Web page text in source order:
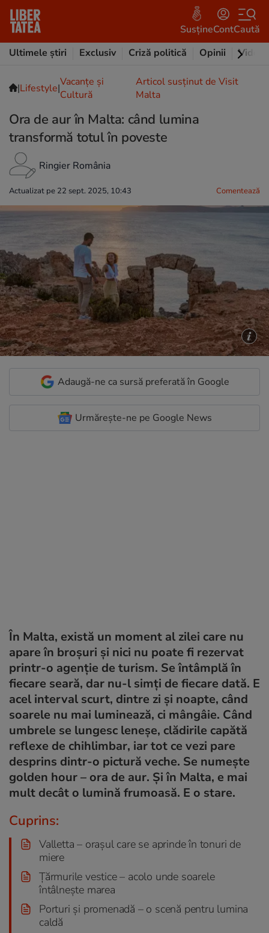
SusțineContCaută
Ultimele știri
Exclusiv Criză politică Opinii Video
|Lifestyle|Vacanțe și
Cultură
Articol susținut de Visit
Malta
Ora de aur în Malta: când lumina
transformă totul în poveste
Ringier România
Actualizat pe 22 sept. 2025, 10:43 Comentează
Adaugă-ne ca sursă preferată în Google
Urmărește-ne pe Google News
În Malta, există un moment al zilei care nu
apare în broșuri și nici nu poate fi rezervat
printr-o agenție de turism. Se întâmplă în
fiecare seară, dar nu-l simți de fiecare dată. E
acel interval scurt, dintre zi și noapte, când
soarele nu mai luminează, ci mângâie. Când
umbrele se lungesc leneșe, clădirile capătă
reflexe de chihlimbar, iar tot ce vezi pare
desprins dintr-o pictură veche. Se numește
golden hour– ora de aur. Și în Malta, e mai
mult decât o lumină frumoasă. E o stare.
Cuprins:
Valletta – orașul care se aprinde în tonuri de
miere
Țărmurile vestice – acolo unde soarele
întâlnește marea
Porturi și promenadă – o scenă pentru lumina
caldă